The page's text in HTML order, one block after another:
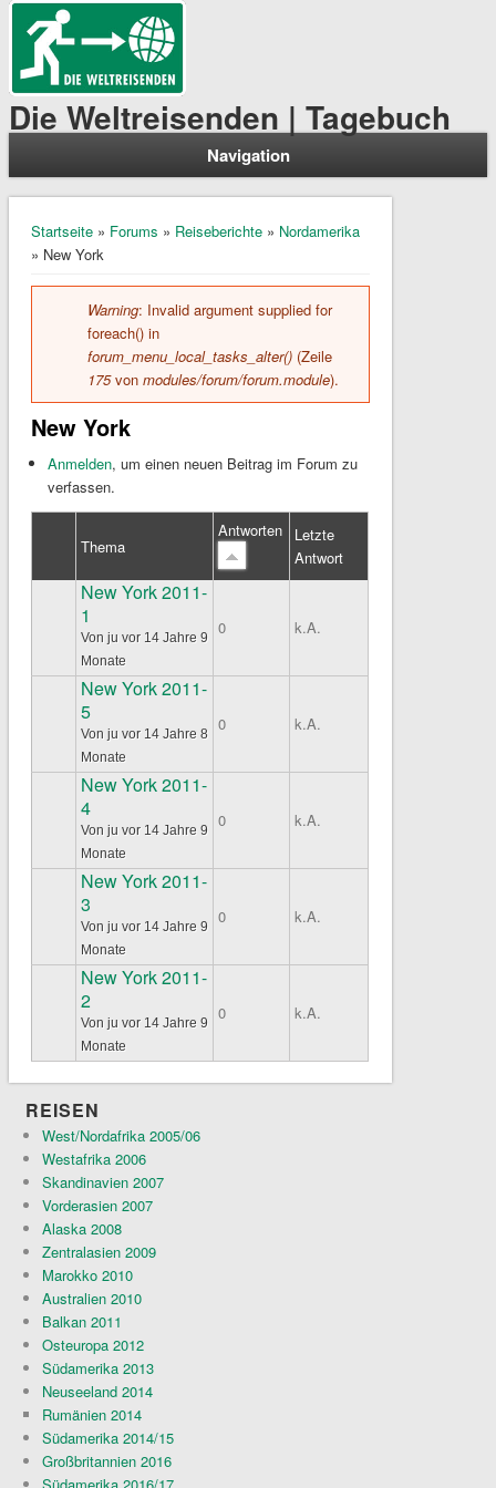
Die Weltreisenden | Tagebuch
Navigation
Sie sind hier
Startseite» Forums » Reiseberichte» Nordamerika
» New York
Fehlermeldung
Warning: Invalid argument supplied for
foreach() in
forum_menu_local_tasks_alter()(Zeile
175von modules/forum/forum.module).
New York
Anmelden, um einen neuen Beitrag im Forum zu
verfassen.
Thema
Antworten
Letzte
Antwort
Normales Thema
New York 2011-
1
Von ju vor 14 Jahre 9
Monate
0 k.A.
Normales Thema
New York 2011-
5
Von ju vor 14 Jahre 8
Monate
0 k.A.
Normales Thema
New York 2011-
4
Von ju vor 14 Jahre 9
Monate
0 k.A.
Normales Thema
New York 2011-
3
Von ju vor 14 Jahre 9
Monate
0 k.A.
Normales Thema
New York 2011-
2
Von ju vor 14 Jahre 9
Monate
0 k.A.
REISEN
West/Nordafrika 2005/06
Westafrika 2006
Skandinavien 2007
Vorderasien 2007
Alaska 2008
Zentralasien 2009
Marokko 2010
Australien 2010
Balkan 2011
Osteuropa 2012
Südamerika 2013
Neuseeland 2014
Rumänien 2014
Südamerika 2014/15
Großbritannien 2016